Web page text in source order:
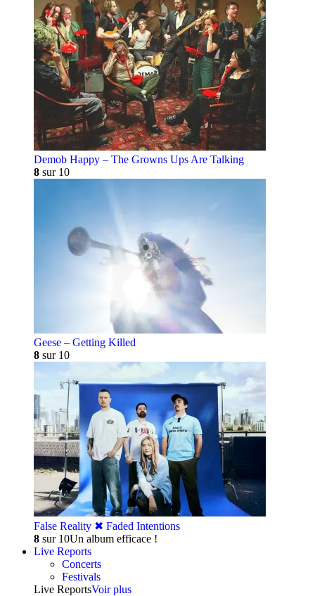
Demob Happy – The Growns Ups Are Talking
8 sur 10
Geese – Getting Killed
8 sur 10
False Reality ✖︎ Faded Intentions
8 sur 10Un album efficace !
Live Reports
Concerts
Festivals
Live ReportsVoir plus